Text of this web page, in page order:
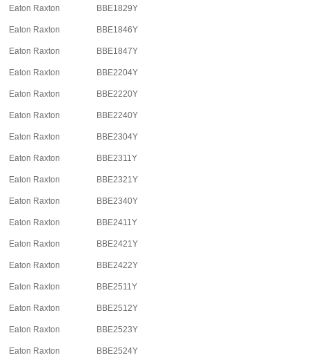
Eaton Raxton BBE1829Y
Eaton Raxton BBE1846Y
Eaton Raxton BBE1847Y
Eaton Raxton BBE2204Y
Eaton Raxton BBE2220Y
Eaton Raxton BBE2240Y
Eaton Raxton BBE2304Y
Eaton Raxton BBE2311Y
Eaton Raxton BBE2321Y
Eaton Raxton BBE2340Y
Eaton Raxton BBE2411Y
Eaton Raxton BBE2421Y
Eaton Raxton BBE2422Y
Eaton Raxton BBE2511Y
Eaton Raxton BBE2512Y
Eaton Raxton BBE2523Y
Eaton Raxton BBE2524Y